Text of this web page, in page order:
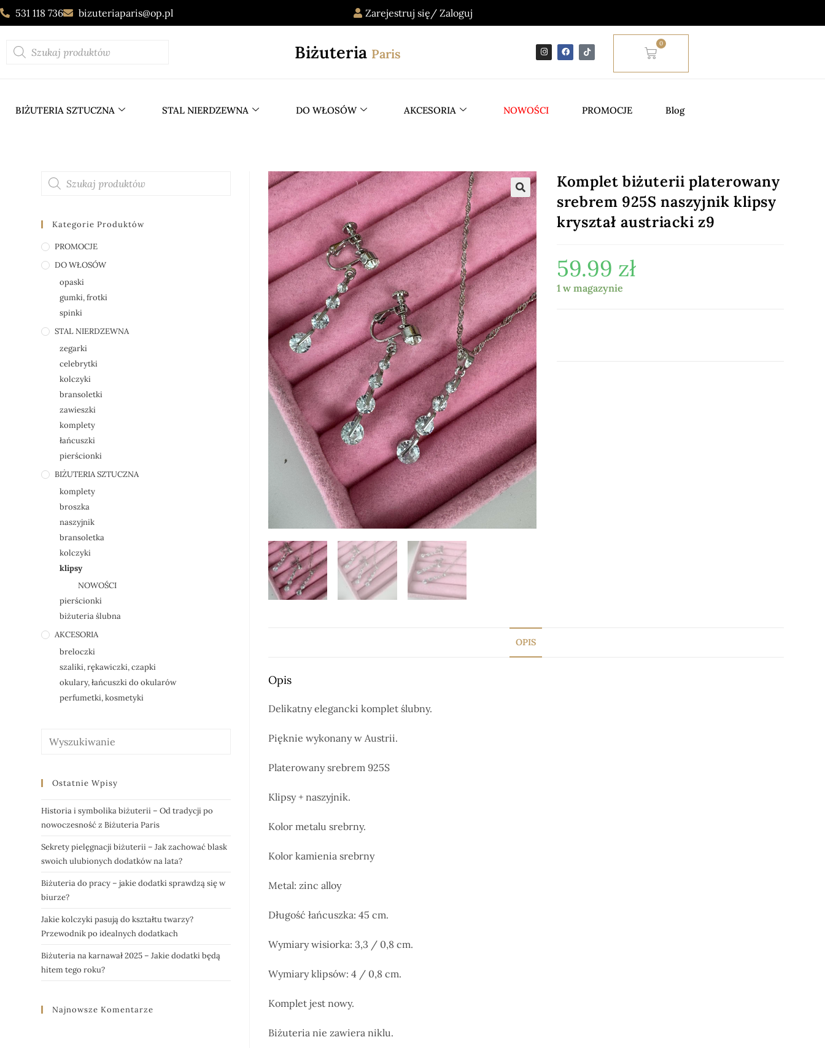
531 118 736 bizuteriaparis@op.pl Zarejestruj się/ Zaloguj
Biżuteria Paris
0
BIŻUTERIA SZTUCZNA STAL NIERDZEWNA DO WŁOSÓW AKCESORIA NOWOŚCI PROMOCJE Blog
Komplet biżuterii platerowany
srebrem 925S naszyjnik klipsy
kryształ austriacki z9
59.99 zł
1 w magazynie
OPIS
Opis
Delikatny elegancki komplet ślubny.
Pięknie wykonany w Austrii.
Platerowany srebrem 925S
Klipsy + naszyjnik.
Kolor metalu srebrny.
Kolor kamienia srebrny
Metal: zinc alloy
Długość łańcuszka: 45 cm.
Wymiary wisiorka: 3,3 / 0,8 cm.
Wymiary klipsów: 4 / 0,8 cm.
Komplet jest nowy.
Biżuteria nie zawiera niklu.
Kategorie Produktów
PROMOCJE
DO WŁOSÓW
opaski
gumki, frotki
spinki
STAL NIERDZEWNA
zegarki
celebrytki
kolczyki
bransoletki
zawieszki
komplety
łańcuszki
pierścionki
BIŻUTERIA SZTUCZNA
komplety
broszka
naszyjnik
bransoletka
kolczyki
klipsy
NOWOŚCI
pierścionki
biżuteria ślubna
AKCESORIA
breloczki
szaliki, rękawiczki, czapki
okulary, łańcuszki do okularów
perfumetki, kosmetyki
Ostatnie Wpisy
Historia i symbolika biżuterii – Od tradycji po
nowoczesność z Biżuteria Paris
Sekrety pielęgnacji biżuterii – Jak zachować blask
swoich ulubionych dodatków na lata?
Biżuteria do pracy – jakie dodatki sprawdzą się w
biurze?
Jakie kolczyki pasują do kształtu twarzy?
Przewodnik po idealnych dodatkach
Biżuteria na karnawał 2025 – Jakie dodatki będą
hitem tego roku?
Najnowsze Komentarze